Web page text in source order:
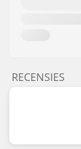
RECENSIES